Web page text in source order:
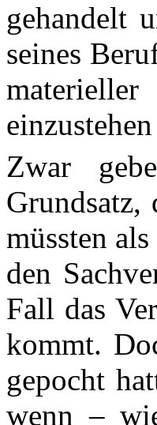
gehandelt
seines
Zwar
Grundsatz,
müssten
den
Fall das
kommt.
gepocht
wenn –